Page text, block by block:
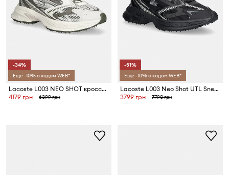
-34%
Ещё -10% с кодом WEB*
Lacoste L003 NEO SHOT кроссовки для мужчин
4179 грн
6399 грн
-51%
Ещё -10% с кодом WEB*
Lacoste L003 Neo Shot UTL Sneakers кроссовки для мужчин
3799 грн
7790 грн